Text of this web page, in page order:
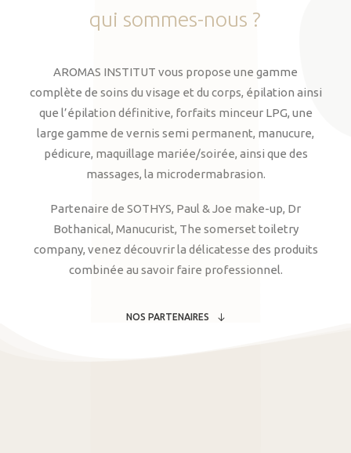
qui sommes-nous ?
AROMAS INSTITUT vous propose une gamme
complète de soins du visage et du corps, épilation ainsi
que l’épilation définitive, forfaits minceur LPG, une
large gamme de vernis semi permanent, manucure,
pédicure, maquillage mariée/soirée, ainsi que des
massages, la microdermabrasion.
Partenaire de SOTHYS, Paul & Joe make-up, Dr
Bothanical, Manucurist, The somerset toiletry
company, venez découvrir la délicatesse des produits
combinée au savoir faire professionnel.
NOS PARTENAIRES